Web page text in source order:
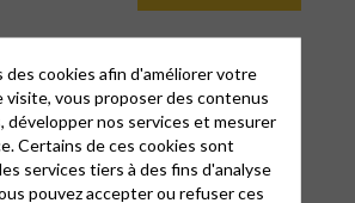
des cookies afin d'améliorer votre
visite, vous proposer des contenus
développer nos services et mesurer
Certains de ces cookies sont
services tiers à des fins d'analyse
pouvez accepter ou refuser ces